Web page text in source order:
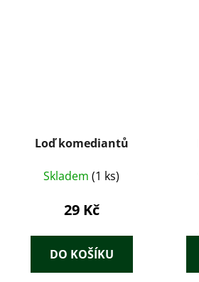
Loď komediantů
Skladem (1 ks)
29 Kč
DO KOŠÍKU